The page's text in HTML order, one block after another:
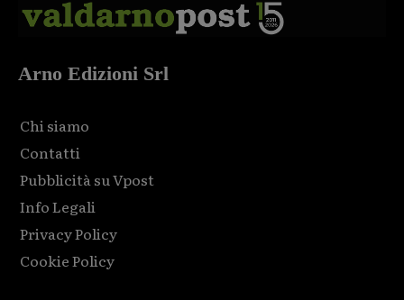
Arno Edizioni Srl
Chi siamo
Contatti
Pubblicità su Vpost
Info Legali
Privacy Policy
Cookie Policy